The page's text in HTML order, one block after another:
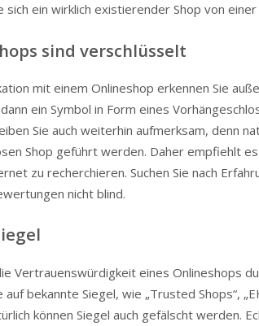
sich ein wirklich existierender Shop von
sind verschlüsselt
mit einem Onlineshop erkennen Sie
ein Symbol in Form eines
Sie auch weiterhin aufmerksam, denn
Shop geführt werden. Daher empfiehlt
zu recherchieren. Suchen Sie nach
nicht blind.
Vertrauenswürdigkeit eines Onlineshops
auf bekannte Siegel, wie „Trusted Shops“,
können Siegel auch gefälscht werden.